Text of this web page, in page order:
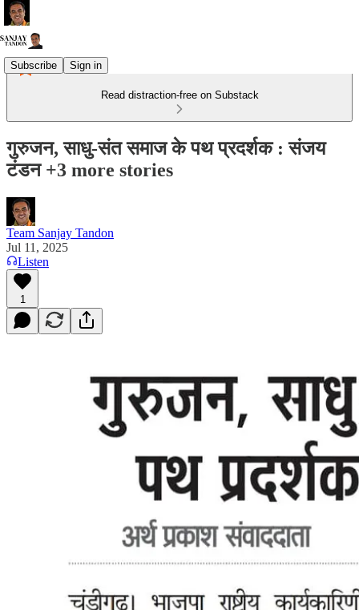
Subscribe Sign in
Read distraction-free on Substack
गुरुजन, साधु-संत समाज के पथ प्रदर्शक : संजय
टंडन +3 more stories
Team Sanjay Tandon
Jul 11, 2025
Listen
1